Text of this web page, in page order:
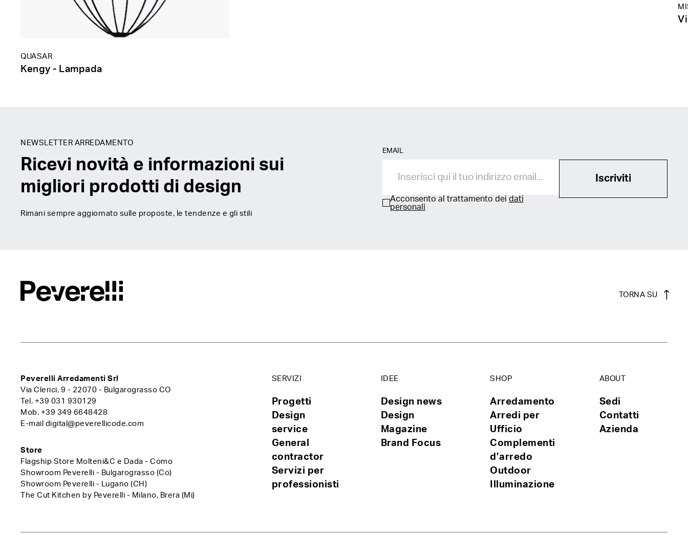
QUASAR
Kengy - Lampada
NEWSLETTER ARREDAMENTO
Ricevi novità e informazioni sui
migliori prodotti di design
Rimani sempre aggiornato sulle proposte, le tendenze e gli stili
EMAIL
Acconsento al trattamento dei dati
personali
Iscriviti
TORNA SU
Peverelli Arredamenti Srl
Via Clerici, 9 - 22070 - Bulgarograsso CO
Tel. +39 031 930129
Mob. +39 349 6648428
E-mail digital@peverellicode.com
Store
Flagship Store Molteni&C e Dada - Como
Showroom Peverelli - Bulgarograsso (Co)
Showroom Peverelli - Lugano (CH)
The Cut Kitchen by Peverelli - Milano, Brera (Mi)
SERVIZI
Progetti
Design
service
General
contractor
Servizi per
professionisti
IDEE
Design news
Design
Magazine
Brand Focus
SHOP
Arredamento
Arredi per
Ufficio
Complementi
d’arredo
Outdoor
Illuminazione
ABOUT
Sedi
Contatti
Azienda